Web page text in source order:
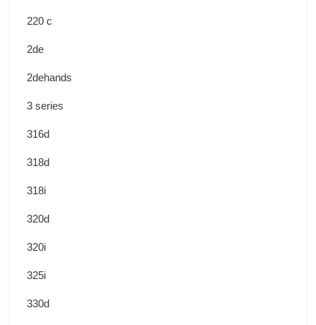
220 c
2de
2dehands
3 series
316d
318d
318i
320d
320i
325i
330d